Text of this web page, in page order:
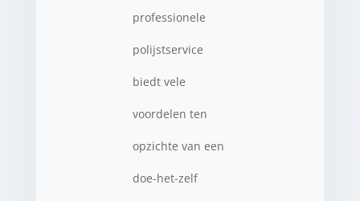
professionele
polijstservice
biedt vele
voordelen ten
opzichte van een
doe-het-zelf